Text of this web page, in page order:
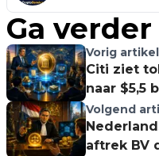
Ga
Vorig artikel
Citi ziet
naar $5,5
Volgend
aftrek BV